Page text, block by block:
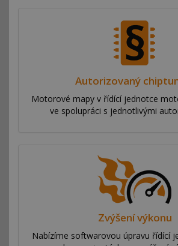
Autorizovaný
Motorové mapy v řídící jednotce
ve spolupráci s jednotlivými
Zvýšení výkonu
Nabízíme softwarovou úpravu řídící